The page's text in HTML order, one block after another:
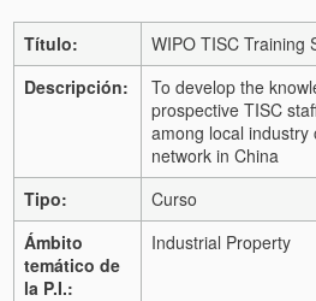
Título:
WIPO TISC Training
Descripción:
To develop the
prospective TISC
among local
network in China
Tipo:
Curso
Ámbito
temático de
la P.I.:
Industrial Property